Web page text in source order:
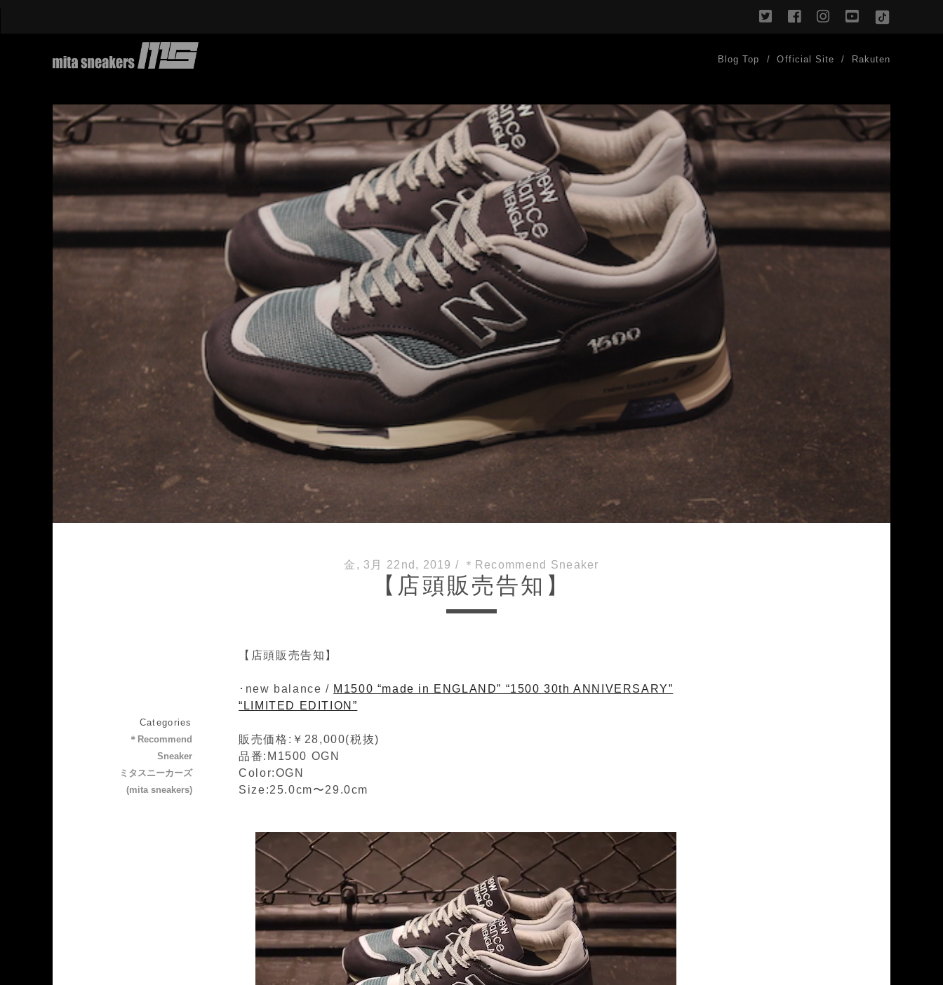
twitterfacebookinstagram
youtube
TikTok
Blog Top Official Site Rakuten
金, 3月 22nd, 2019 / ＊Recommend Sneaker
【店頭販売告知】
【店頭販売告知】
･new balance / M1500 “made in ENGLAND” “1500 30th ANNIVERSARY”
“LIMITED EDITION”
販売価格:￥28,000(税抜)
品番:M1500 OGN
Color:OGN
Size:25.0cm〜29.0cm
Categories
＊Recommend
Sneaker
ミタスニーカーズ
(mita sneakers)